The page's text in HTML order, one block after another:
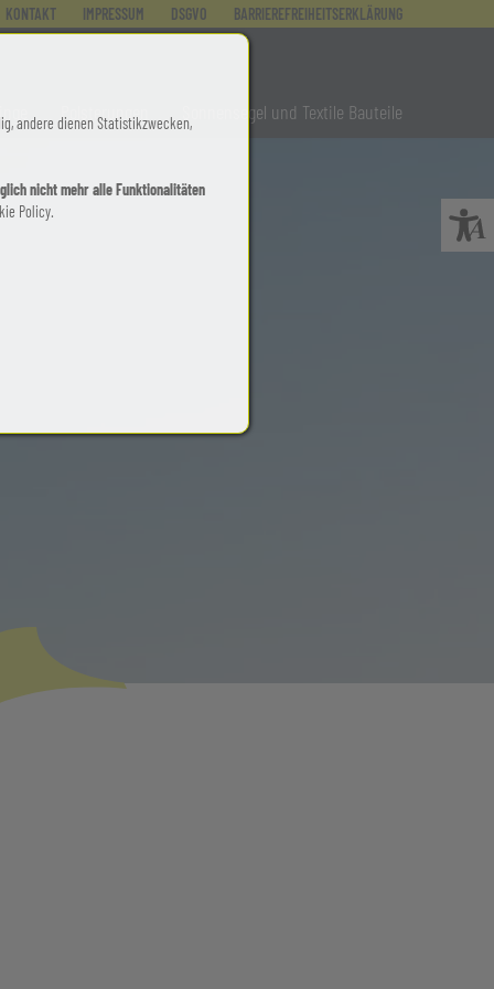
KONTAKT IMPRESSUM DSGVO BARRIEREFREIHEITSERKLÄRUNG
Polsterungen Sonnensegel und Textile Bauteile
andere dienen Statistikzwecken,
nicht mehr alle Funktionalitäten
Policy.